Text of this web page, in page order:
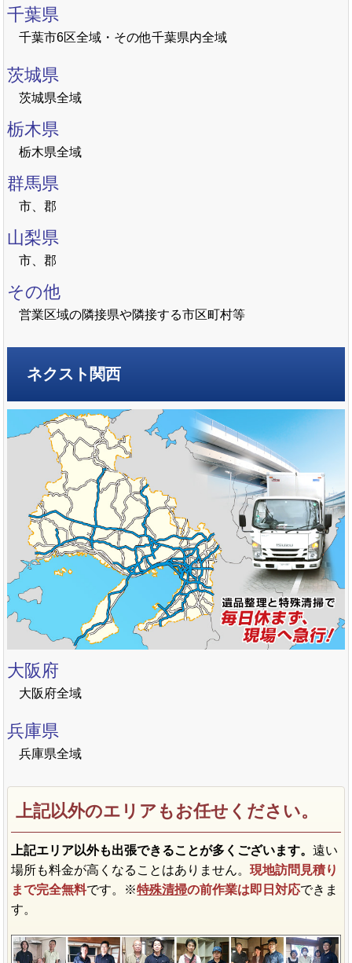
千葉県
千葉市6区全域・その他千葉県内全域
茨城県
茨城県全域
栃木県
栃木県全域
群馬県
市、郡
山梨県
市、郡
その他
営業区域の隣接県や隣接する市区町村等
ネクスト関西
大阪府
大阪府全域
兵庫県
兵庫県全域
上記以外のエリアもお任せください。
上記エリア以外も出張できることが多くございます。遠い
場所も料金が高くなることはありません。現地訪問見積り
まで完全無料です。※特殊清掃の前作業は即日対応できま
す。